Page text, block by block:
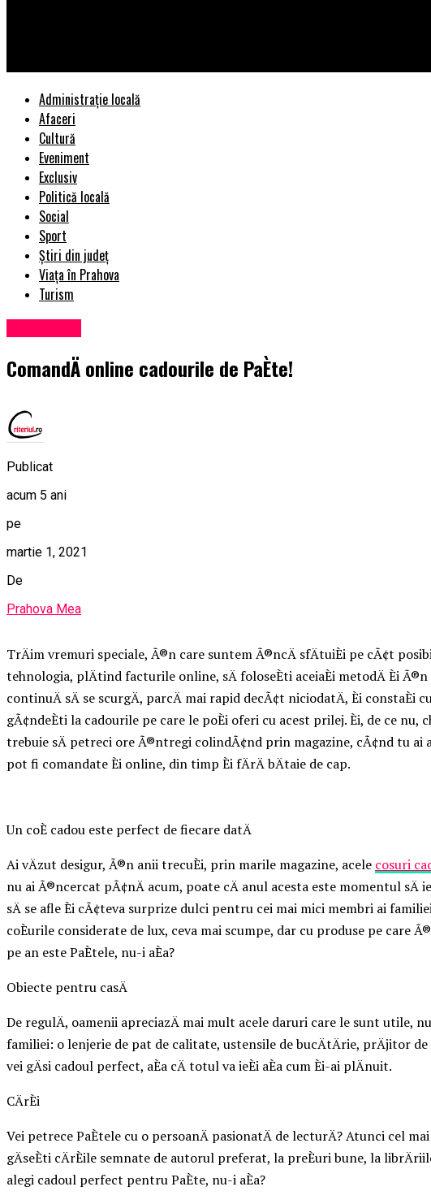
Administrație locală
Afaceri
Cultură
Eveniment
Exclusiv
Politică locală
Social
Sport
Știri din județ
Viața în Prahova
Turism
ComandÄ online cadourile de PaÈte!
Publicat
acum 5 ani
pe
martie 1, 2021
De
Prahova Mea
TrÄim vremuri speciale, Ã®n care suntem Ã®ncÄ sfÄtuiÈi pe cÃ¢t
tehnologia, plÄtind facturile online, sÄ foloseÈti aceiaÈi metodÄ Èi
continuÄ sÄ se scurgÄ, parcÄ mai rapid decÃ¢t niciodatÄ, Èi
gÃ¢ndeÈti la cadourile pe care le poÈi oferi cu acest prilej. Èi, de ce
trebuie sÄ petreci ore Ã®ntregi colindÃ¢nd prin magazine, cÃ¢nd tu ai
pot fi comandate Èi online, din timp Èi fÄrÄ bÄtaie de cap.
Un coÈ cadou este perfect de fiecare datÄ
Ai vÄzut desigur, Ã®n anii trecuÈi, prin marile magazine, acele cosuri
nu ai Ã®ncercat pÃ¢nÄ acum, poate cÄ anul acesta este momentul sÄ
sÄ se afle Èi cÃ¢teva surprize dulci pentru cei mai mici membri ai
coÈurile considerate de lux, ceva mai scumpe, dar cu produse pe care
pe an este PaÈtele, nu-i aÈa?
Obiecte pentru casÄ
De regulÄ, oamenii apreciazÄ mai mult acele daruri care le sunt utile,
familiei: o lenjerie de pat de calitate, ustensile de bucÄtÄrie, prÄjitor
vei gÄsi cadoul perfect, aÈa cÄ totul va ieÈi aÈa cum Èi-ai plÄnuit.
CÄrÈi
Vei petrece PaÈtele cu o persoanÄ pasionatÄ de lecturÄ? Atunci cel
gÄseÈti cÄrÈile semnate de autorul preferat, la preÈuri bune, la
alegi cadoul perfect pentru PaÈte, nu-i aÈa?